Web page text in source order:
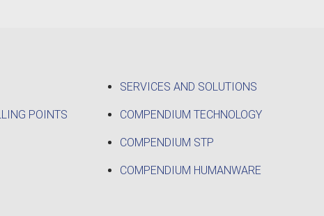
POINTS
SERVICES AND SOLUTIONS
COMPENDIUM TECHNOLOGY
COMPENDIUM STP
COMPENDIUM HUMANWARE